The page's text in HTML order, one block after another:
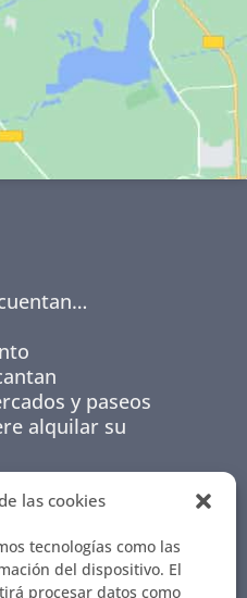
las cookies
tecnologías como las
del dispositivo. El
procesar datos como
y paseos
alquilar su